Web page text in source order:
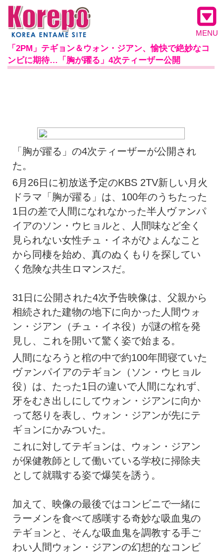
MENU
「2PM」テギョン＆ウォン・ジアン、愉快で絶妙なコ
ンビに期待…「胸が躍る」4次ティーザー公開
「胸が躍る」の4次ティーザーが公開され
た。
6月26日に初放送予定のKBS 2TV新しい月火
ドラマ「胸が躍る」は、100年のうちたった
1日の差で人間になれなかった半人ヴァンパ
イアのソン・ウヒョルと、人間味など全く
見られない女性チュ・イネがひょんなこと
から同棲を始め、真のぬくもりを探してい
く危険な共生ロマンスだ。
31日に公開された4次予告映像は、父親から
相続された建物の地下に向かった人間ウォ
ン・ジアン（チュ・イネ役）が謎の棺を発
見し、これを開いて驚く姿で始まる。
人間になろうと棺の中で約100年間寝ていた
ヴァンパイアのテギョン（ソン・ウヒョル
役）は、たった1日の違いで人間になれず、
牙をむき出しにしてウォン・ジアンに向か
って怒りを表し、ウォン・ジアンが先にテ
ギョンにかみついた。
これに対してテギョンは、ウォン・ジアン
が保健教師として働いている学校に掃除夫
として就職する姿で爆笑を誘う。
加えて、映像の最後ではコンビニで一緒に
ラーメンを食べて感嘆する奇妙な吸血鬼の
テギョンと、そんな吸血鬼を調教する手ご
わい人間ウォン・ジアンの幻想的なコンビ